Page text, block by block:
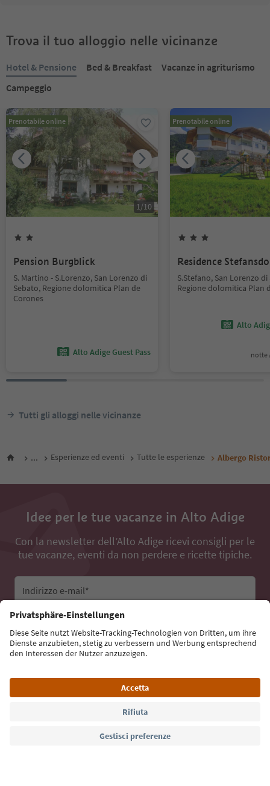
Trova il tuo alloggio nelle vicinanze
Hotel & Pensione Bed & Breakfast
Vacanze in agriturismo
Campeggio
Prenotabile online
1/10
Pension Burgblick
S. Martino - S.Lorenzo, San Lorenzo di
Sebato, Regione dolomitica Plan de
Corones
Alto Adige Guest Pass
Prenotabile online
Residence
S.Stefano, San Lorenzo
Regione dolomitica Plan
Alto
notte
Tutti gli alloggi nelle vicinanze
... Esperienze ed eventi Tutte le esperienze Albergo
Idee per le tue vacanze in Alto Adige
Con la newsletter dell’Alto Adige ricevi consigli per le
tue vacanze, eventi da non perdere e ricette tipiche.
Indirizzo e-mail*
Iscriviti alla newsletter